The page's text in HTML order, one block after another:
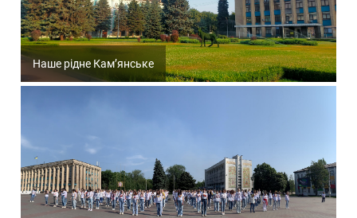
Наше рідне Кам’янське